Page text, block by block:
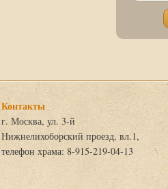
Контакты
г. Москва, ул. 3-й
Нижнелихоборский проезд, вл.1,
телефон храма: 8-915-219-04-13